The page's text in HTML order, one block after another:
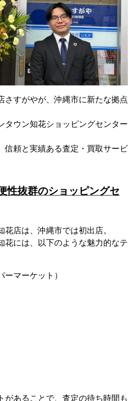
さすがやが、沖縄市に新たな拠点
タウン知花ショッピングセンター
信頼と実績ある査定・買取サービ
性抜群のショッピングセ
花店は、沖縄市では初出店。
花には、以下のような魅力的なテ
ーマーケット）
があることで、査定の待ち時間も